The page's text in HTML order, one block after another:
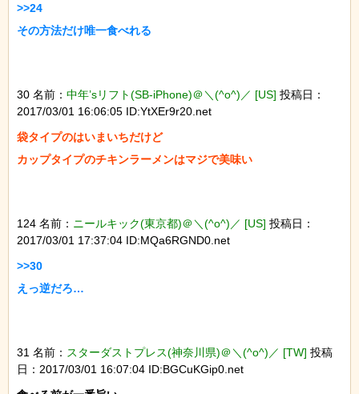
>>24
その方法だけ唯一食べれる
30 名前： 中年’sリフト(SB-iPhone)＠＼(^o^)／ [US] 投稿日：
2017/03/01 16:06:05 ID:YtXEr9r20.net
袋タイプのはいまいちだけど
カップタイプのチキンラーメンはマジで美味い
124 名前： ニールキック(東京都)＠＼(^o^)／ [US] 投稿日：
2017/03/01 17:37:04 ID:MQa6RGND0.net
>>30
えっ逆だろ…
31 名前： スターダストプレス(神奈川県)＠＼(^o^)／ [TW] 投稿
日：2017/03/01 16:07:04 ID:BGCuKGip0.net